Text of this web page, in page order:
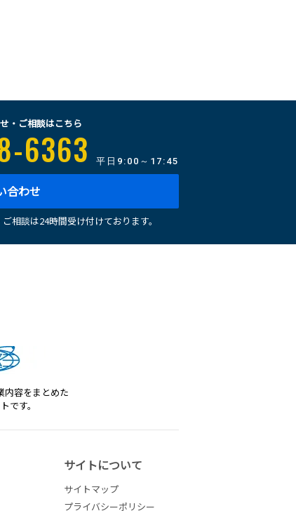
・ご相談はこちら
6363 平日 9:00～17:45
合わせ
相談は24時間受け付けております。
内容をまとめた
です。
サイトについて
サイトマップ
プライバシーポリシー